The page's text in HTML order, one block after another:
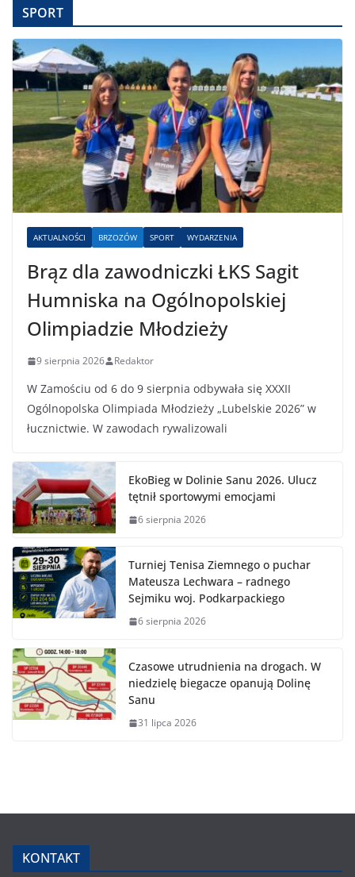
SPORT
AKTUALNOŚCI BRZOZÓW SPORT WYDARZENIA
Brąz dla zawodniczki ŁKS Sagit
Humniska na Ogólnopolskiej
Olimpiadzie Młodzieży
9 sierpnia 2026 Redaktor
W Zamościu od 6 do 9 sierpnia odbywała się XXXII
Ogólnopolska Olimpiada Młodzieży „Lubelskie 2026” w
łucznictwie. W zawodach rywalizowali
EkoBieg w Dolinie Sanu 2026. Ulucz
tętnił sportowymi emocjami
6 sierpnia 2026
Turniej Tenisa Ziemnego o puchar
Mateusza Lechwara – radnego
Sejmiku woj. Podkarpackiego
6 sierpnia 2026
Czasowe utrudnienia na drogach. W
niedzielę biegacze opanują Dolinę
Sanu
31 lipca 2026
KONTAKT